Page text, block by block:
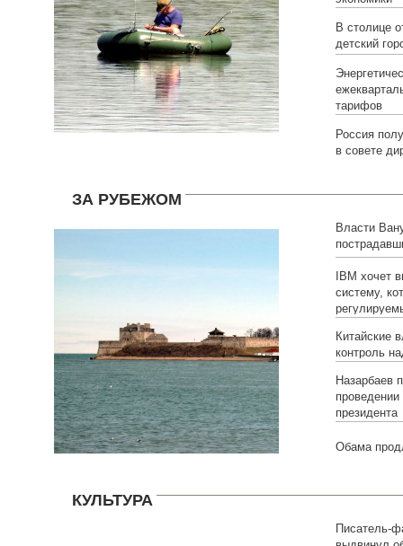
В столице
детский
тарифов
Россия
в совете
ЗА РУБЕЖОМ
Власти
причине
IBM хочет
систему,
Китайские
контроль
Назарбаев
президента
Обама
КУЛЬТУРА
Писатель-